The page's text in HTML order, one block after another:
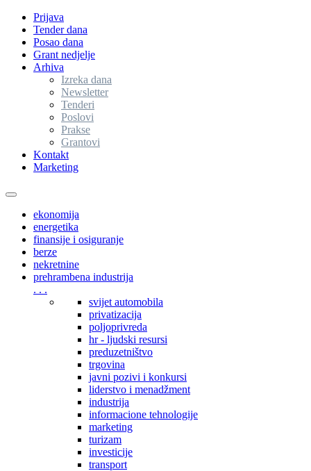
Prijava
Tender dana
Posao dana
Grant nedjelje
Arhiva
Izreka dana
Newsletter
Tenderi
Poslovi
Prakse
Grantovi
Kontakt
Marketing
Toggle
navigationekonomija
energetika
finansije i osiguranje
berze
nekretnine
prehrambena industrija
. . .
svijet automobila
privatizacija
poljoprivreda
hr - ljudski resursi
preduzetništvo
trgovina
javni pozivi i konkursi
liderstvo i menadžment
industrija
informacione tehnologije
marketing
turizam
investicije
transport